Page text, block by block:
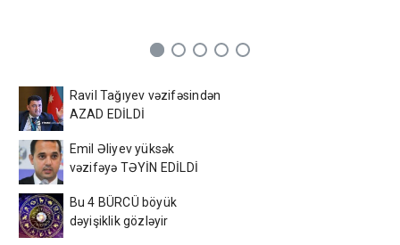
Ravil Tağıyev vəzifəsindən
AZAD EDİLDİ
Emil Əliyev yüksək
vəzifəyə TƏYİN EDİLDİ
Bu 4 BÜRCÜ böyük
dəyişiklik gözləyir